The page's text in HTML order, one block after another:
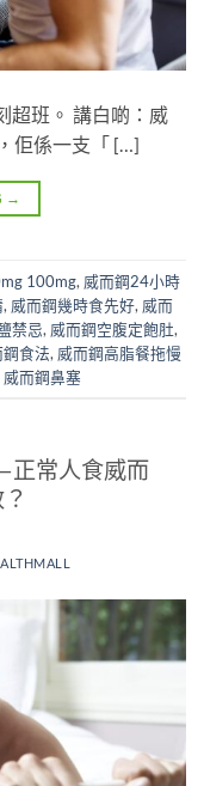
超班。 講白啲：威
佢係一支「 […]
→
100mg, 威而鋼24小時
, 威而鋼幾時食先好, 威而
禁忌, 威而鋼空腹定飽肚,
鋼食法, 威而鋼高脂餐拖慢
威而鋼鼻塞
正常人食威而